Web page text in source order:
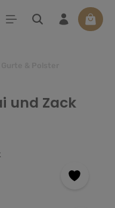
von 5 Sternen
und Zack